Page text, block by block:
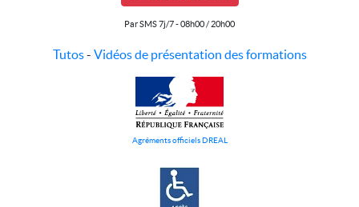
Par SMS 7j/7 - 08h00 / 20h00
Tutos- Vidéos de présentation des formations
Agréments officiels DREAL